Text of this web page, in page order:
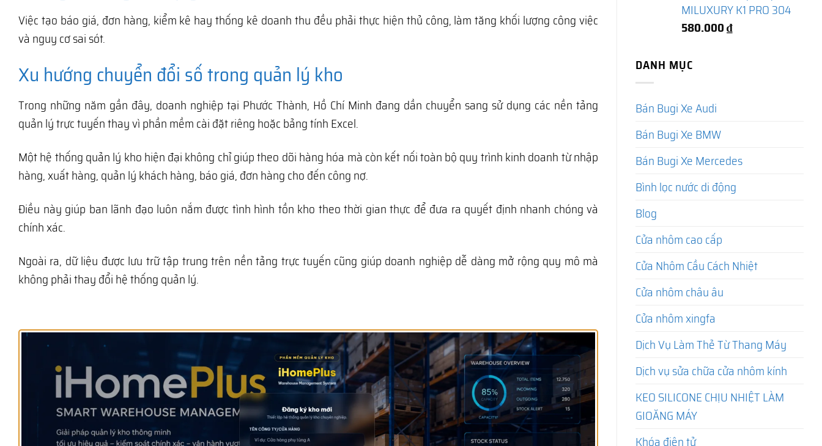
Việc tạo báo giá, đơn hàng, kiểm kê hay thống kê doanh thu đều phải thực hiện thủ công, làm tăng khối lượng công việc
và nguy cơ sai sót.
Xu hướng chuyển đổi số trong quản lý kho
Trong những năm gần đây, doanh nghiệp tại Phước Thành, Hồ Chí Minh đang dần chuyển sang sử dụng các nền tảng
quản lý trực tuyến thay vì phần mềm cài đặt riêng hoặc bảng tính Excel.
Một hệ thống quản lý kho hiện đại không chỉ giúp theo dõi hàng hóa mà còn kết nối toàn bộ quy trình kinh doanh từ nhập
hàng, xuất hàng, quản lý khách hàng, báo giá, đơn hàng cho đến công nợ.
Điều này giúp ban lãnh đạo luôn nắm được tình hình tồn kho theo thời gian thực để đưa ra quyết định nhanh chóng và
chính xác.
Ngoài ra, dữ liệu được lưu trữ tập trung trên nền tảng trực tuyến cũng giúp doanh nghiệp dễ dàng mở rộng quy mô mà
không phải thay đổi hệ thống quản lý.
MILUXURY K1 PRO 304
580.000₫
DANH MỤC
Bán Bugi Xe Audi
Bán Bugi Xe BMW
Bán Bugi Xe Mercedes
Bình lọc nước di động
Blog
Cửa nhôm cao cấp
Cửa Nhôm Cầu Cách Nhiệt
Cửa nhôm châu âu
Cửa nhôm xingfa
Dịch Vụ Làm Thẻ Từ Thang Máy
Dịch vụ sửa chữa cửa nhôm kính
KEO SILICONE CHỊU NHIỆT LÀM
GIOĂNG MÁY
Khóa điện tử